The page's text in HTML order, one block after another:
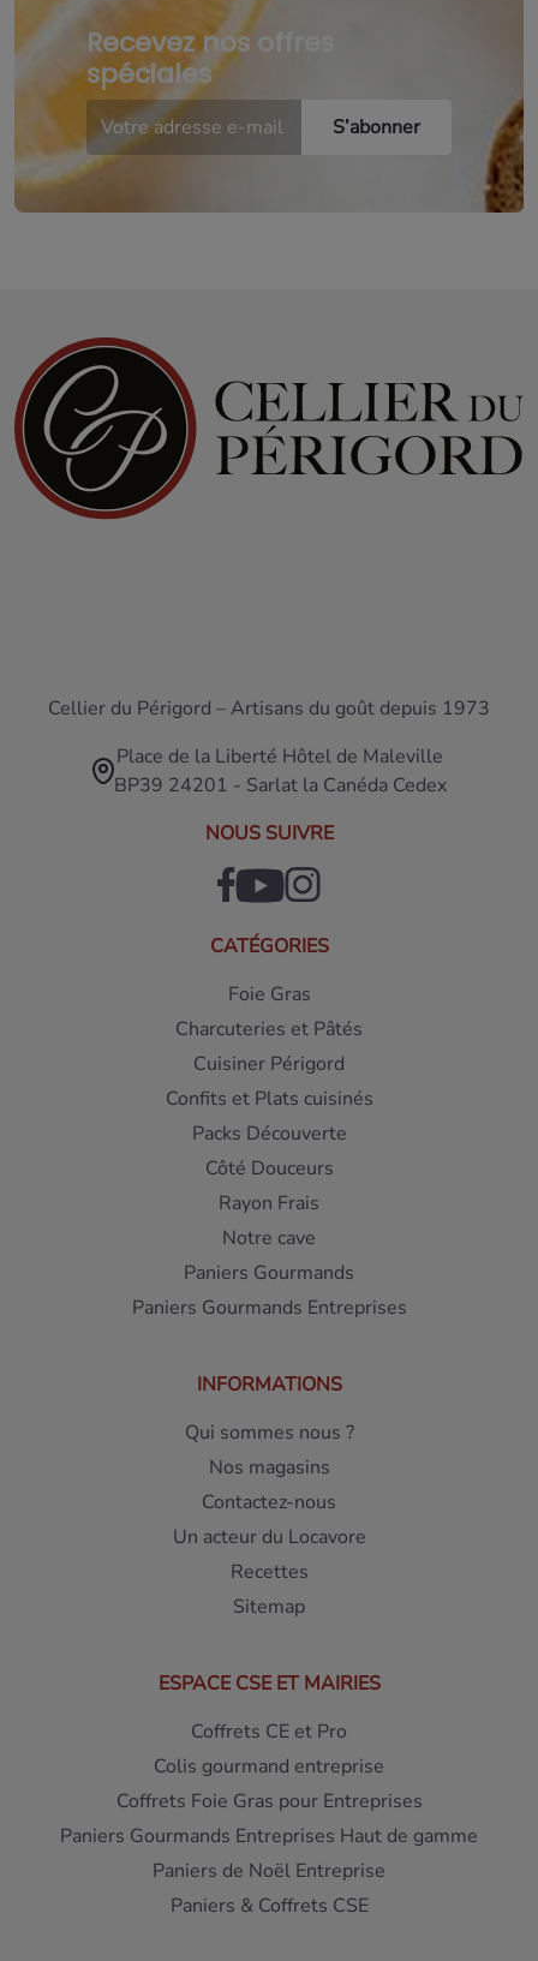
Recevez nos offres
spéciales
Cellier du Périgord – Artisans du goût depuis 1973
Place de la Liberté Hôtel de Maleville
BP39 24201 - Sarlat la Canéda Cedex
NOUS SUIVRE
CATÉGORIES
Foie Gras
Charcuteries et Pâtés
Cuisiner Périgord
Confits et Plats cuisinés
Packs Découverte
Côté Douceurs
Rayon Frais
Notre cave
Paniers Gourmands
Paniers Gourmands Entreprises
INFORMATIONS
Qui sommes nous ?
Nos magasins
Contactez-nous
Un acteur du Locavore
Recettes
Sitemap
ESPACE CSE ET MAIRIES
Coffrets CE et Pro
Colis gourmand entreprise
Coffrets Foie Gras pour Entreprises
Paniers Gourmands Entreprises Haut de gamme
Paniers de Noël Entreprise
Paniers & Coffrets CSE